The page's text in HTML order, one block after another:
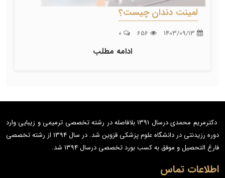
لمینت دندان چیست؟
ادامه مطلب
دکترمریم محمدی درسال 1391 بلافاصله در رشته تخصصی ترمیمی و زیبایی وارد
دوره رزیدنتی در دانشگاه علوم پزشکی قزوین شد. در سال 1394 از رشته تخصصی
فارغ التحصیل و موفق به کسب بورد تخصصی درسال 1394 شد.
اطلاعات تماس